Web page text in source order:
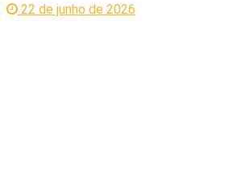
22 de junho de 2026